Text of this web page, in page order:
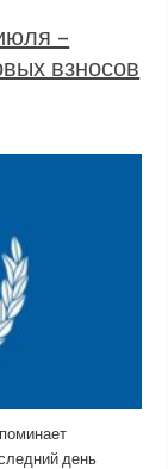
–
взносов
день